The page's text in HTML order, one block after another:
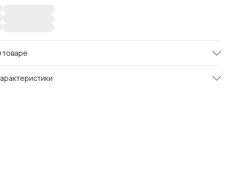
товаре
и современное решение, которое сочетает
дресс‑кода с актуальным силуэтом.